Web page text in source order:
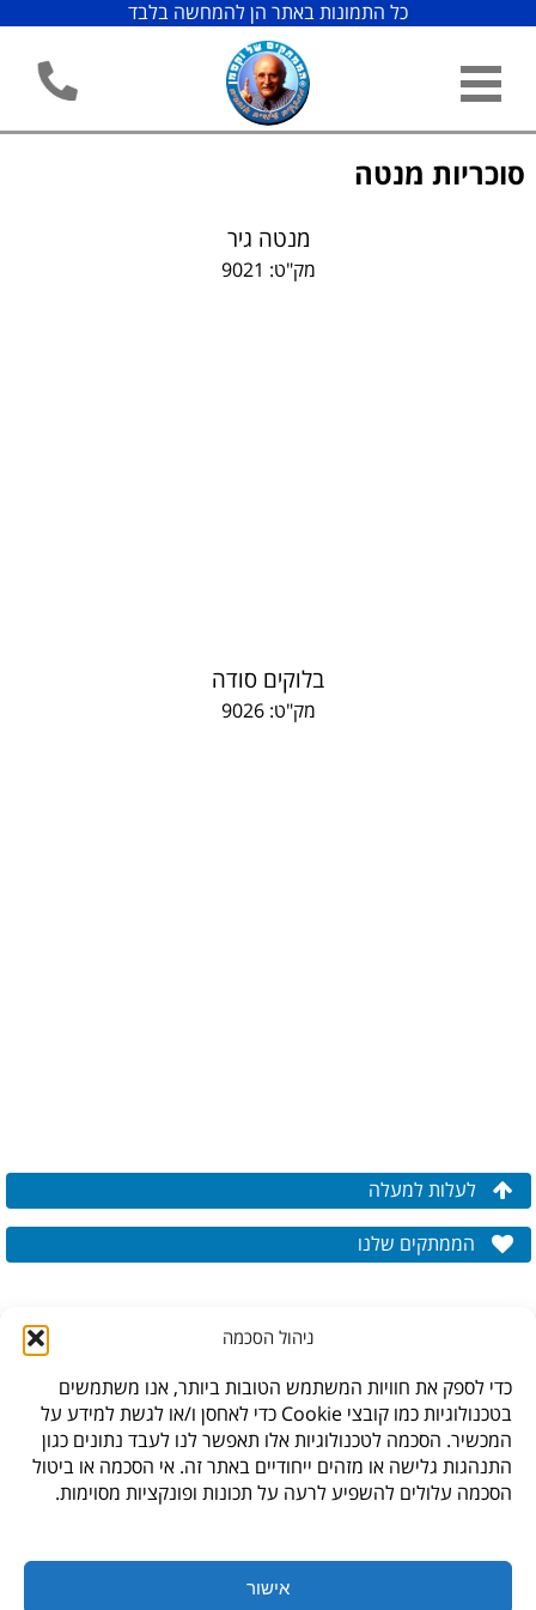
ניהול הסכמה
כדי לספק את חוויות המשתמש הטובות ביותר, אנו משתמשים
בטכנולוגיות כמו קובצי Cookie כדי לאחסן ו/או לגשת למידע על
המכשיר. הסכמה לטכנולוגיות אלו תאפשר לנו לעבד נתונים כגון
התנהגות גלישה או מזהים ייחודיים באתר זה. אי הסכמה או ביטול
הסכמה עלולים להשפיע לרעה על תכונות ופונקציות מסוימות.
אישור
כל התמונות באתר הן להמחשה בלבד
סוכריות מנטה
מנטה גיר
מק"ט: 9021
בלוקים סודה
מק"ט: 9026
לעלות למעלה
הממתקים שלנו